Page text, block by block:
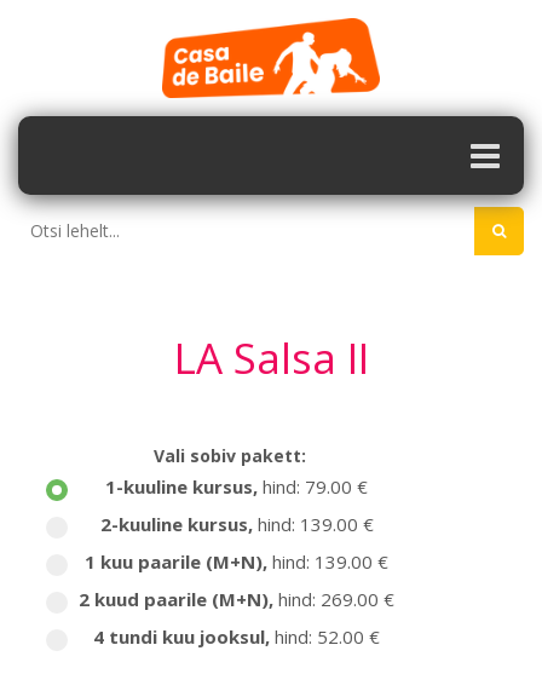
LA Salsa II
Vali sobiv pakett:
1-kuuline kursus, hind: 79.00 €
2-kuuline kursus, hind: 139.00 €
1 kuu paarile (M+N), hind: 139.00 €
2 kuud paarile (M+N), hind: 269.00 €
4 tundi kuu jooksul, hind: 52.00 €